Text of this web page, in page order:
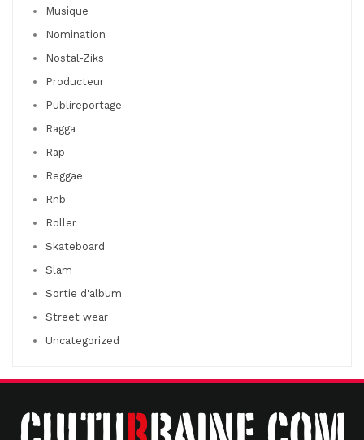
Musique
Nomination
Nostal-Ziks
Producteur
Publireportage
Ragga
Rap
Reggae
Rnb
Roller
Skateboard
Slam
Sortie d'album
Street wear
Uncategorized